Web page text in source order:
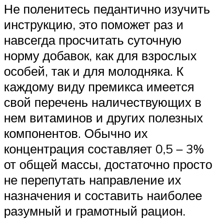
Не поленитесь педантично изучить
инструкцию, это поможет раз и
навсегда просчитать суточную
норму добавок, как для взрослых
особей, так и для молодняка. К
каждому виду премикса имеется
свой перечень наличествующих в
нем витаминов и других полезных
компонентов. Обычно их
концентрация составляет 0,5 – 3%
от общей массы, достаточно просто
не перепутать направление их
назначения и составить наиболее
разумный и грамотный рацион.